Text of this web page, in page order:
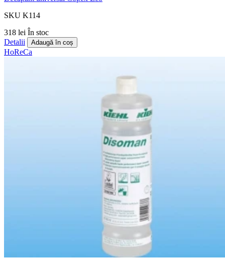
SKU K114
318 lei În stoc
Detalii
Adaugă în coș
HoReCa